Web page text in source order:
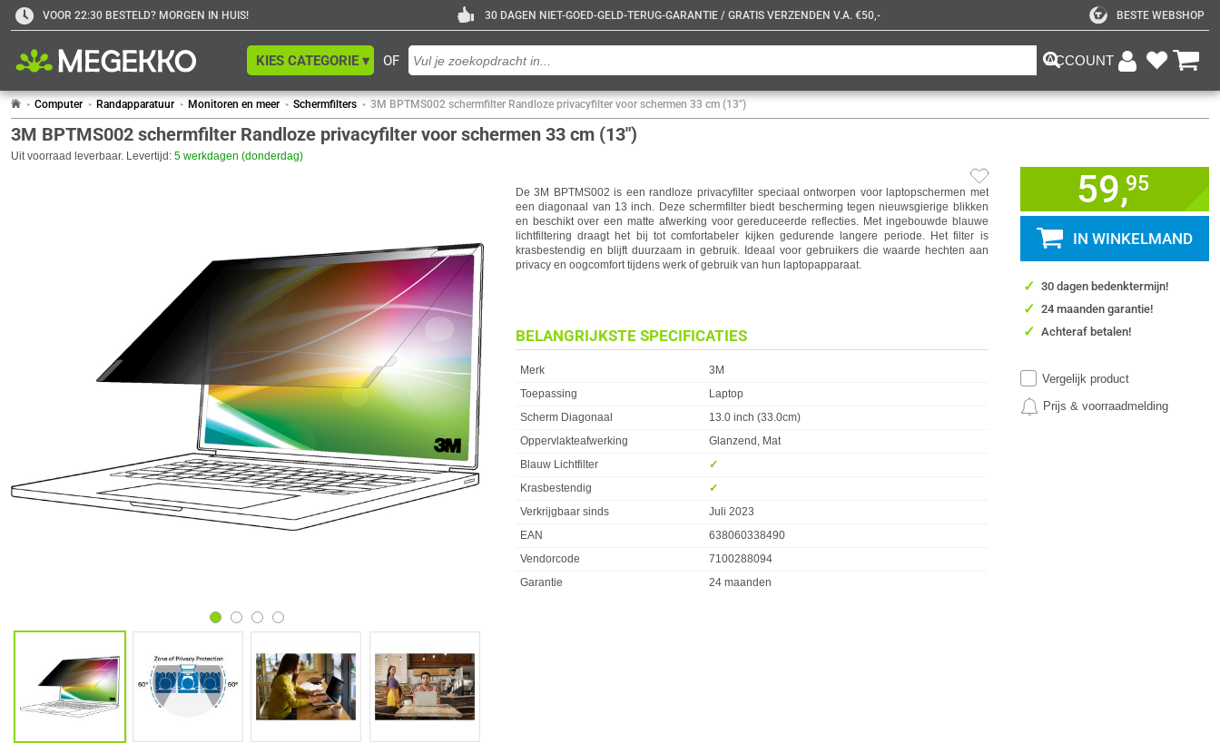
VOOR 22:30 BESTELD? MORGEN IN HUIS! 30 DAGEN NIET-GOED-GELD-TERUG-GARANTIE / GRATIS VERZENDEN V.A. €50,- BESTE WEBSHOP
OF
KIES CATEGORIE ▾ ACCOUNT
Computer Randapparatuur Monitoren en meer Schermfilters 3M BPTMS002 schermfilter Randloze privacyfilter voor schermen 33 cm (13")
3M BPTMS002 schermfilter Randloze privacyfilter voor schermen 33 cm (13")
Uit voorraad leverbaar. Levertijd: 5 werkdagen (donderdag)
De 3M BPTMS002 is een randloze privacyfilter speciaal ontworpen voor laptopschermen met
een diagonaal van 13 inch. Deze schermfilter biedt bescherming tegen nieuwsgierige blikken
en beschikt over een matte afwerking voor gereduceerde reflecties. Met ingebouwde blauwe
lichtfiltering draagt het bij tot comfortabeler kijken gedurende langere periode. Het filter is
krasbestendig en blijft duurzaam in gebruik. Ideaal voor gebruikers die waarde hechten aan
privacy en oogcomfort tijdens werk of gebruik van hun laptopapparaat.
BELANGRIJKSTE SPECIFICATIES
Eigenschap
Merk
3M
Toepassing
Laptop
Scherm Diagonaal
13.0 inch (33.0cm)
Oppervlakteafwerking
Glanzend, Mat
Blauw Lichtfilter
✓︎
Krasbestendig
✓︎
Verkrijgbaar sinds
Juli 2023
EAN
638060338490
Vendorcode
7100288094
Garantie
24 maanden
59,95
IN WINKELMAND
✓ 30 dagen bedenktermijn!
✓ 24 maanden garantie!
✓ Achteraf betalen!
Vergelijk product
Prijs & voorraadmelding